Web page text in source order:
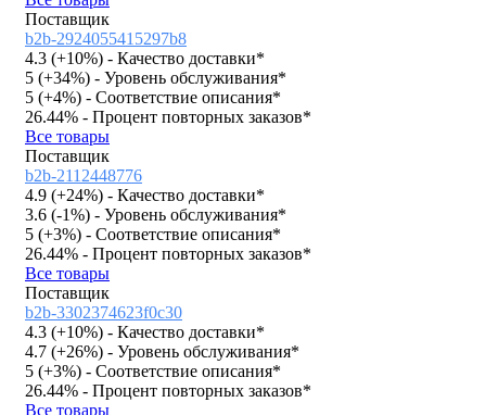
Поставщик
b2b-2924055415297b8
4.3 (+10%) - Качество доставки*
5 (+34%) - Уровень обслуживания*
5 (+4%) - Соответствие описания*
26.44% - Процент повторных заказов*
Все товары
Поставщик
b2b-2112448776
4.9 (+24%) - Качество доставки*
3.6 (-1%) - Уровень обслуживания*
5 (+3%) - Соответствие описания*
26.44% - Процент повторных заказов*
Все товары
Поставщик
b2b-3302374623f0c30
4.3 (+10%) - Качество доставки*
4.7 (+26%) - Уровень обслуживания*
5 (+3%) - Соответствие описания*
26.44% - Процент повторных заказов*
Все товары